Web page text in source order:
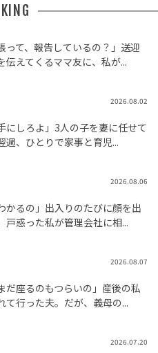
って、報告しているの？」送迎
伝えてくるママ友に、私が...
2026.08.02
にしろよ」3人の子を妻に任せて
週、ひとりで家事と育児...
2026.08.06
かるの」出入りのたびに顔を出
戸惑った私が管理会社に相...
2026.08.07
だ座るのもつらいの」産後の私
て行った夫。だが、義母の...
2026.07.20